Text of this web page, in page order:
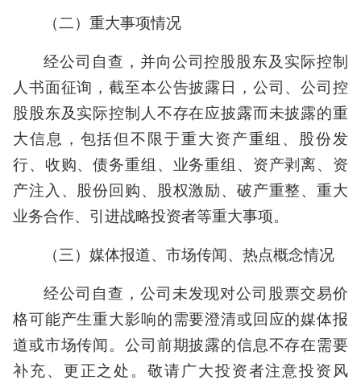
（二）重大事项情况
经公司自查，并向公司控股股东及实际控制
人书面征询，截至本公告披露日，公司、公司控
股股东及实际控制人不存在应披露而未披露的重
大信息，包括但不限于重大资产重组、股份发
行、收购、债务重组、业务重组、资产剥离、资
产注入、股份回购、股权激励、破产重整、重大
业务合作、引进战略投资者等重大事项。
（三）媒体报道、市场传闻、热点概念情况
经公司自查，公司未发现对公司股票交易价
格可能产生重大影响的需要澄清或回应的媒体报
道或市场传闻。公司前期披露的信息不存在需要
补充、更正之处。敬请广大投资者注意投资风